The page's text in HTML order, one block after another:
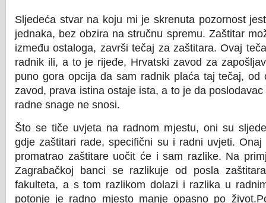
Sljedeća stvar na koju mi je skrenuta pozornost
jednaka, bez obzira na stručnu spremu. Zaštitar
između ostaloga, završi tečaj za zaštitara. Ovaj
radnik ili, a to je rijeđe, Hrvatski zavod za
puno gora opcija da sam radnik plaća taj tečaj, od
zavod, prava istina ostaje ista, a to je da
radne snage ne snosi.
Što se tiče uvjeta na radnom mjestu, oni su
gdje zaštitari rade, specifični su i radni uvjeti.
promatrao zaštitare uočit će i sam razlike. Na
Zagrabačkoj banci se razlikuje od posla
fakulteta, a s tom razlikom dolazi i razlika u
potonje je radno mjesto manje opasno po